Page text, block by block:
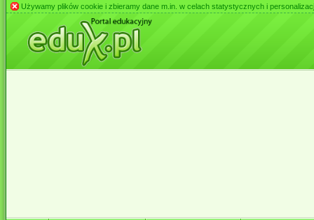
Używamy plików cookie i zbieramy dane m.in. w celach statystycznych i